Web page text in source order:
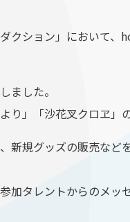
クション」において、
ました。
」「沙花叉クロヱ」の
新規グッズの販売など
加タレントからのメッ